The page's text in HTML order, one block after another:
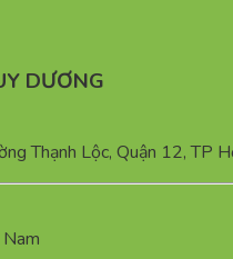
DƯƠNG
Thạnh Lộc, Quận 12, TP